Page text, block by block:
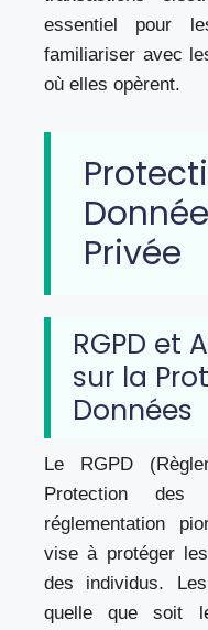
essentiel pour
familiariser avec
où elles opèrent.
Privée
RGPD et
sur la
Données
Le RGPD
Protection des
réglementation
vise à protéger
des individus.
quelle que soit